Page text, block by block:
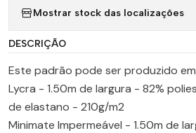
Mostrar stock das localizações
DESCRIÇÃO
Este padrão pode ser produzido
Lycra - 1.50m de largura - 82%
de elastano - 210g/m2
Minimate Impermeável - 1.50m de